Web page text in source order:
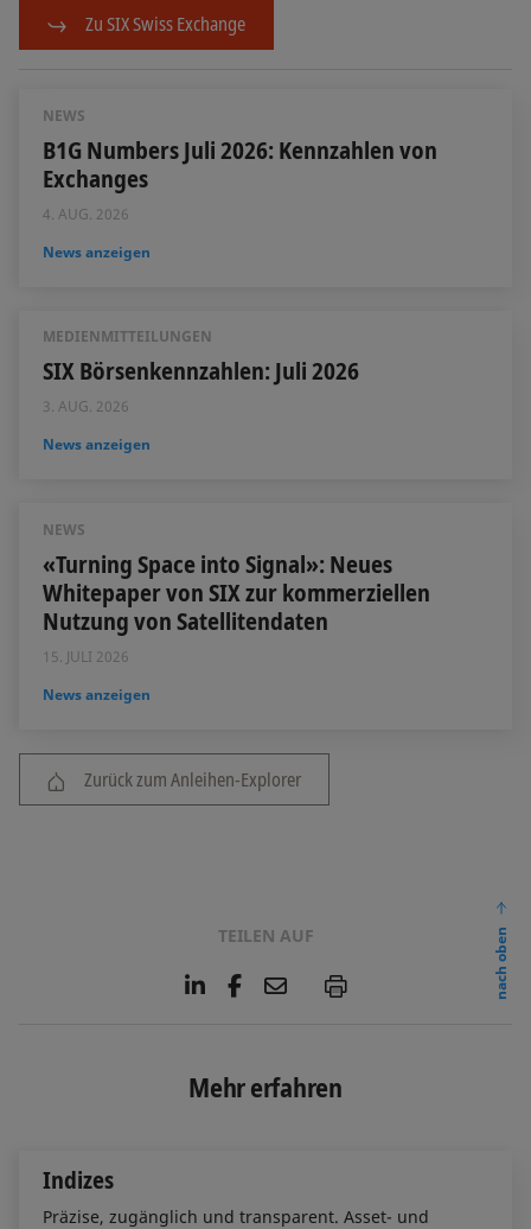
Zu SIX Swiss Exchange
NEWS
B1G Numbers Juli 2026: Kennzahlen von
Exchanges
4. AUG. 2026
News anzeigen
MEDIENMITTEILUNGEN
SIX Börsenkennzahlen: Juli 2026
3. AUG. 2026
News anzeigen
NEWS
«Turning Space into Signal»: Neues
Whitepaper von SIX zur kommerziellen
Nutzung von Satellitendaten
15. JULI 2026
News anzeigen
Zurück zum Anleihen-Explorer
TEILEN AUF
L
e
d
F
o
E
l
P
nach oben
Mehr erfahren
Indizes
Präzise, zugänglich und transparent. Asset- und